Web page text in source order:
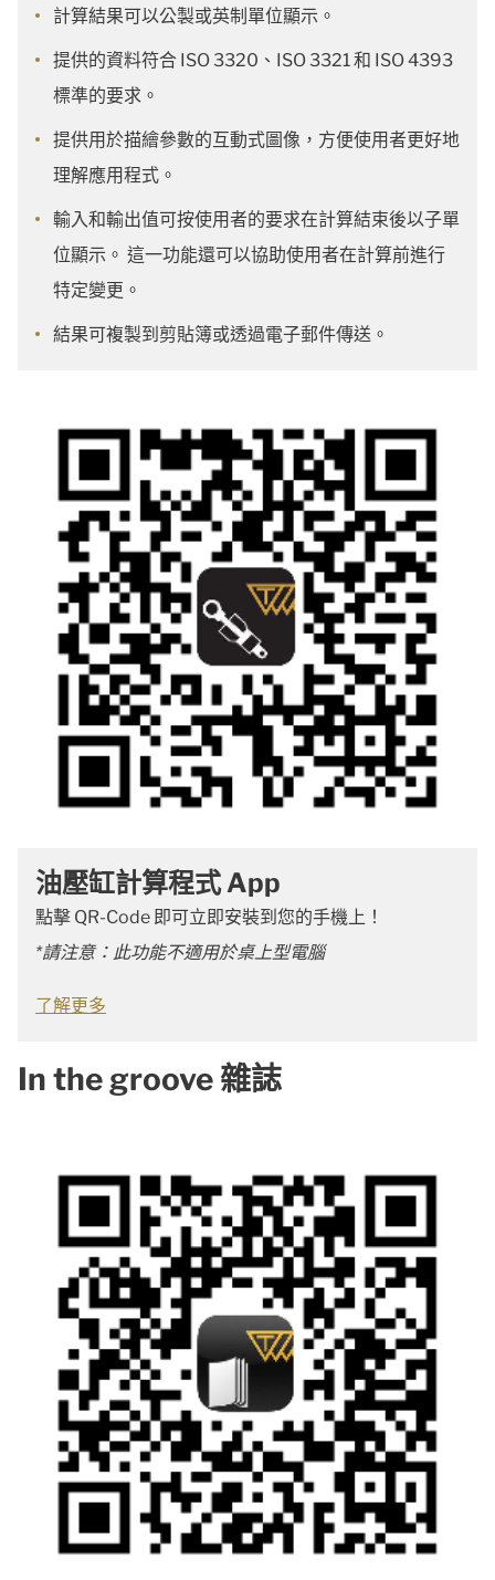
計算結果可以公製或英制單位顯示。
提供的資料符合 ISO 3320、ISO 3321 和 ISO 4393
標準的要求。
提供用於描繪參數的互動式圖像，方便使用者更好地
理解應用程式。
輸入和輸出值可按使用者的要求在計算結束後以子單
位顯示。 這一功能還可以協助使用者在計算前進行
特定變更。
結果可複製到剪貼簿或透過電子郵件傳送。
油壓缸計算程式 App
點擊 QR-Code 即可立即安裝到您的手機上！
*請注意：此功能不適用於桌上型電腦
了解更多
In the groove 雜誌